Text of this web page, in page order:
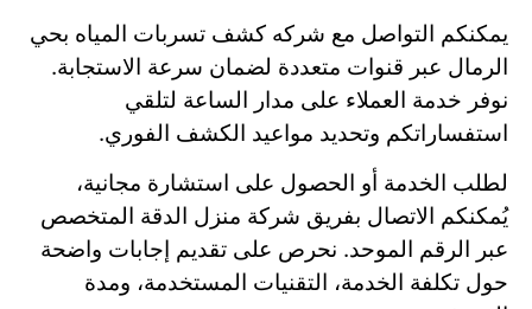
يمكنكم التواصل مع شركه كشف تسربات المياه بحي
الرمال عبر قنوات متعددة لضمان سرعة الاستجابة.
نوفر خدمة العملاء على مدار الساعة لتلقي
استفساراتكم وتحديد مواعيد الكشف الفوري.
لطلب الخدمة أو الحصول على استشارة مجانية،
يُمكنكم الاتصال بفريق شركة منزل الدقة المتخصص
عبر الرقم الموحد. نحرص على تقديم إجابات واضحة
حول تكلفة الخدمة، التقنيات المستخدمة، ومدة